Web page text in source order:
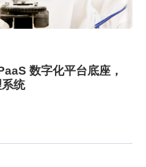
数字化平台底座，
统